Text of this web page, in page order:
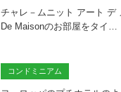
チャレ－ムニット アート デ
De Maisonのお部屋をタイ…
コンドミニアム